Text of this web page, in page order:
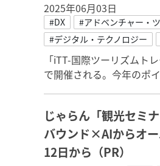
2025年06月03日
#DX #アドベンチャー・
#デジタル・テクノロジー
「iTT-国際ツーリズムト
で開催される。今年のポ
じゃらん「観光セミ
バウンド×AIからオ
12日から（PR）